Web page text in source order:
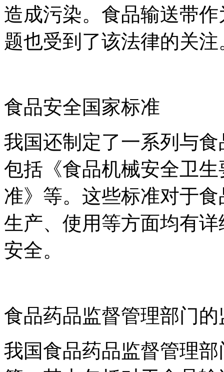
造成污染。食品输送带
题也受到了该法律的关注
食品安全国家标准
我国还制定了一系列与
包括《食品机械安全卫
准》等。这些标准对于
生产、使用等方面均有
安全。
食品药品监督管理部门的
我国食品药品监督管理